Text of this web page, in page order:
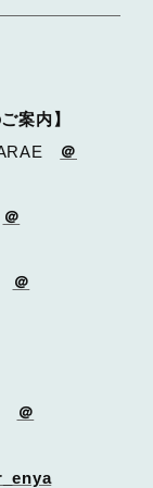
案内】
＠
＠
＠
＠